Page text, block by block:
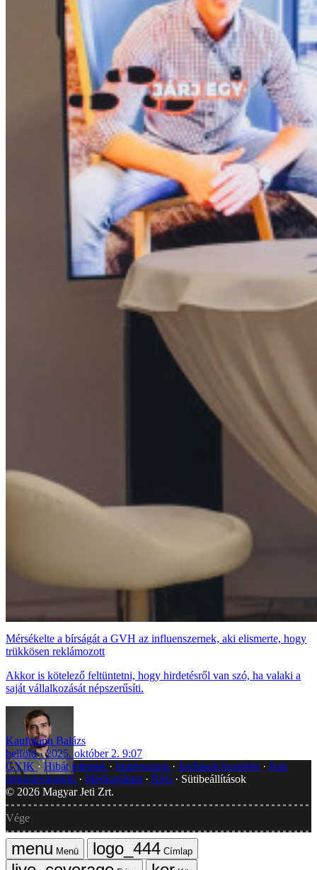
Mérsékelte a bírságát a GVH az influenszernek, aki elismerte, hogy
trükkösen reklámozott
Akkor is kötelező feltüntetni, hogy hirdetésről van szó, ha valaki a
saját vállalkozását népszerűsíti.
Kaufmann Balázs
belföld
2025. október 2. 9:07
GYIK
Hibát jelentek Impresszum Javítások kezelése
Jogi
dokumentumok
Médiaajánlat RSS
Sütibeállítások
© 2026 Magyar Jeti Zrt.
Vége
Menü
Címlap